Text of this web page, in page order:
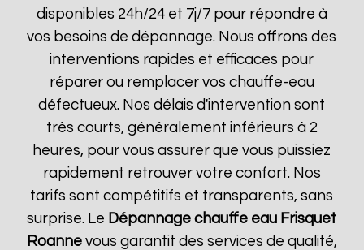
disponibles 24h/24 et 7j/7 pour répondre à
vos besoins de dépannage. Nous offrons des
interventions rapides et efficaces pour
réparer ou remplacer vos chauffe-eau
défectueux. Nos délais d'intervention sont
très courts, généralement inférieurs à 2
heures, pour vous assurer que vous puissiez
rapidement retrouver votre confort. Nos
tarifs sont compétitifs et transparents, sans
surprise. Le Dépannage chauffe eau Frisquet
Roannevous garantit des services de qualité,